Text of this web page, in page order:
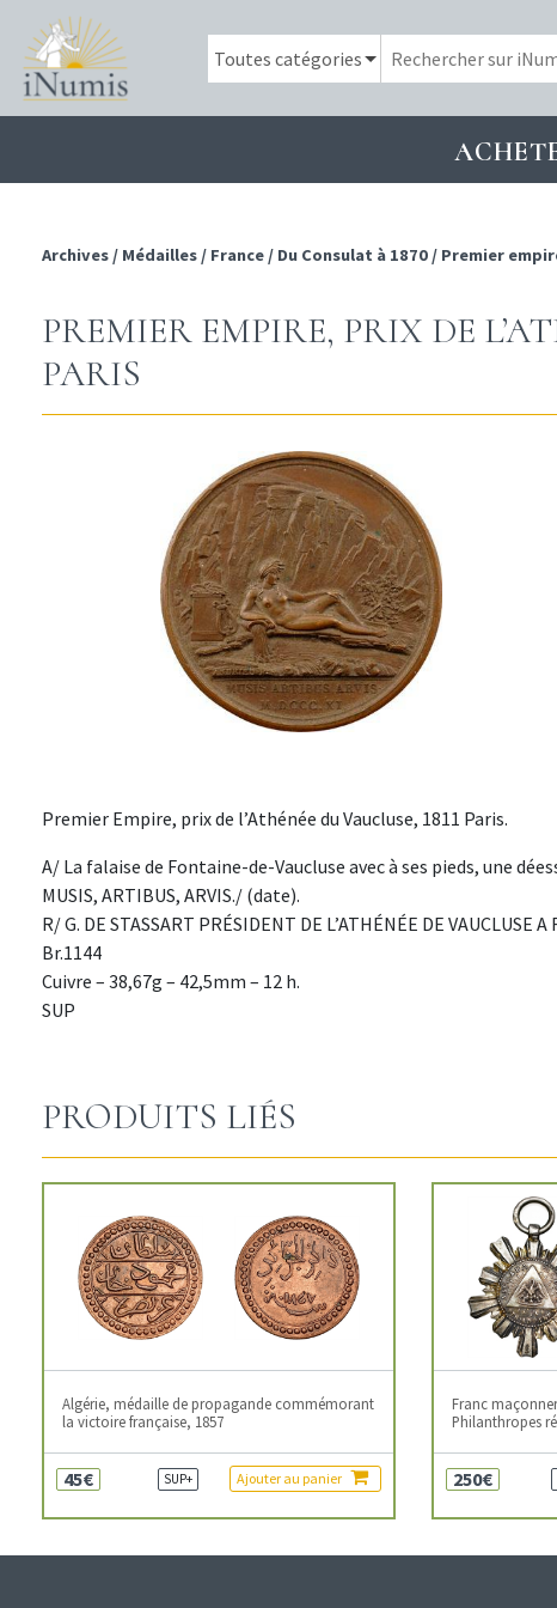
Archives / Médailles / France / Du Consulat à 1870 / Premier
PREMIER EMPIRE, PRIX DE
PARIS
Premier Empire, prix de l’Athénée du Vaucluse, 1811 Paris.
A/ La falaise de Fontaine-de-Vaucluse avec à ses pieds, une
MUSIS, ARTIBUS, ARVIS./ (date).
R/ G. DE STASSART PRÉSIDENT DE L’ATHÉNÉE DE
Br.1144
Cuivre – 38,67g – 42,5mm – 12 h.
SUP
PRODUITS LIÉS
Algérie, médaille de propagande commémorant
la victoire française, 1857
45€ SUP+ Ajouter au panier
Franc
Philanthropes
250€